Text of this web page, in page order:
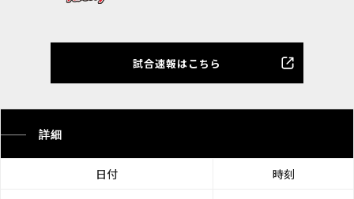
試合速報はこちら
詳細
日付 時刻